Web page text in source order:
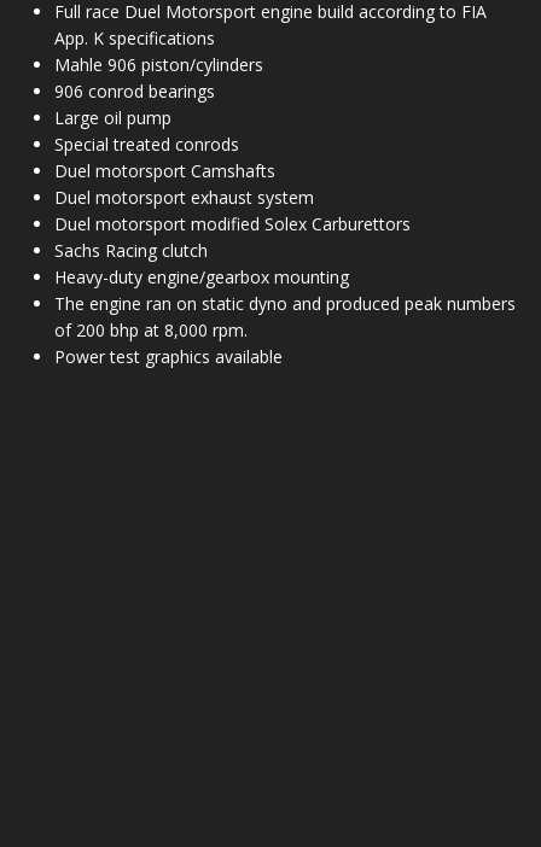
Full race Duel Motorsport engine build according to FIA
App. K specifications
Mahle 906 piston/cylinders
906 conrod bearings
Large oil pump
Special treated conrods
Duel motorsport Camshafts
Duel motorsport exhaust system
Duel motorsport modified Solex Carburettors
Sachs Racing clutch
Heavy-duty engine/gearbox mounting
The engine ran on static dyno and produced peak numbers
of 200 bhp at 8,000 rpm.
Power test graphics available